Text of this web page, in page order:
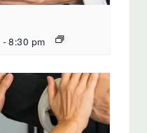
-8:30 pm